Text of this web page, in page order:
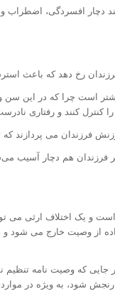
دچار افسردگی،
رخ دهد که باعث
است چرا که در این سن
را کنترل کنند و رفتاری
فرزندان می
فرزندان هم دچار
و یک اختلاف ارثی می
از وصیت خارج می شود و
که وصیت نامه تنظیم
شود، به ویژه در